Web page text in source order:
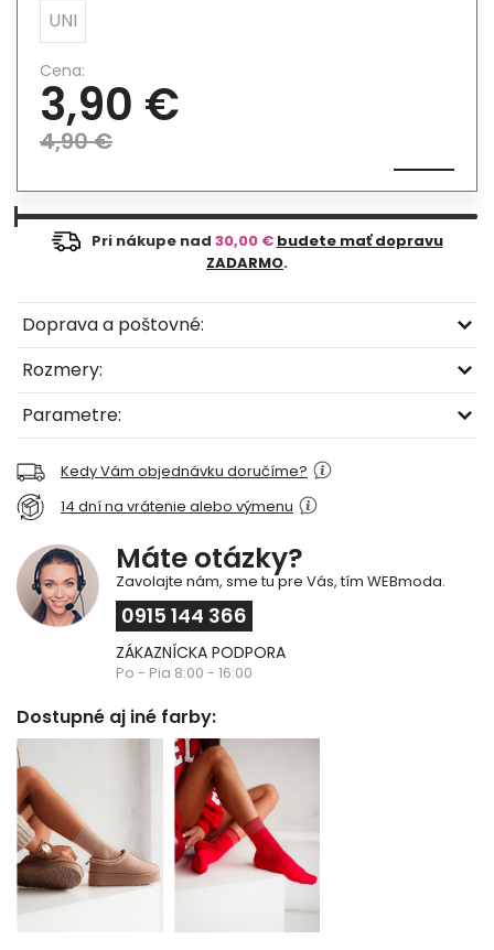
UNI
Cena:
3,90 €
4,90 €
Pri nákupe nad 30,00 € budete mať dopravu
ZADARMO.
Doprava a poštovné:
Rozmery:
Parametre:
Kedy Vám objednávku doručíme?
14 dní na vrátenie alebo výmenu
Máte otázky?
Zavolajte nám, sme tu pre Vás, tím WEBmoda.
0915 144 366
ZÁKAZNÍCKA PODPORA
Po - Pia 8:00 - 16:00
Dostupné aj iné farby: